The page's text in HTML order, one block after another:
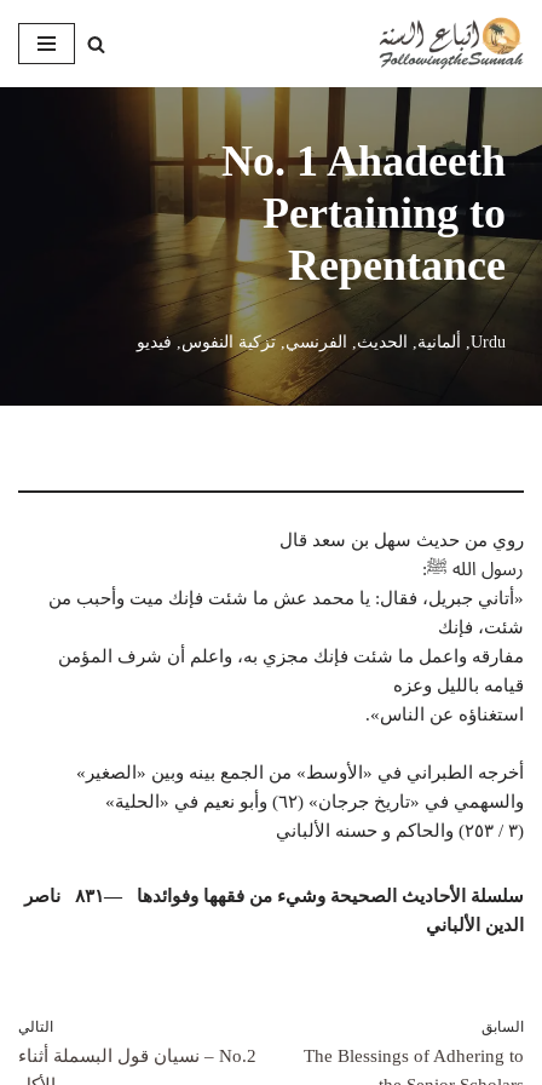
تخطى
المحتوى
No. 1 Ahadeeth
Pertaining to
Repentance
Urdu
, ألمانية, الحديث, الفرنسي,تزكية النفوس, فيديو
روي من حديث سهل بن سعد قال
رسول الله ﷺ:
«أتاني جبريل، فقال: يا محمد عش ما شئت فإنك ميت وأحبب من
شئت، فإنك
مفارقه واعمل ما شئت فإنك مجزي به، واعلم أن شرف المؤمن
قيامه بالليل وعزه
استغناؤه عن الناس».
أخرجه الطبراني في «الأوسط» من الجمع بينه وبين «الصغير»
والسهمي في «تاريخ جرجان» (٦٢) وأبو نعيم في «الحلية»
(٣ / ٢٥٣) والحاكم و حسنه الألباني
سلسلة الأحاديث الصحيحة وشيء من فقهها وفوائدها —٨٣١ ناصر
الدين الألباني
السابق
The Blessings of Adhering to
التالي
No.2 – نسيان قول البسملة أثناء